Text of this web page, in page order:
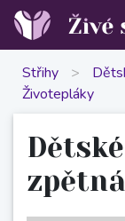
Střihy >
Životepláky